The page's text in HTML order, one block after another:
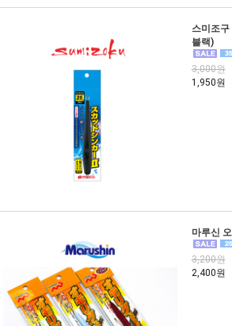
스미조
블랙)
3,000원
1,950원
마루신
3,200원
2,400원